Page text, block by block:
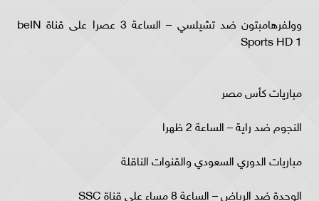
وولفرهامبتون ضد تشيلسي – الساعة 3 عصرا على قناة beIN
Sports HD 1
مباريات كأس مصر
النجوم ضد راية – الساعة 2 ظهرا
مباريات الدوري السعودي والقنوات الناقلة
الوحدة ضد الرياض – الساعة 8 مساء على قناة SSC